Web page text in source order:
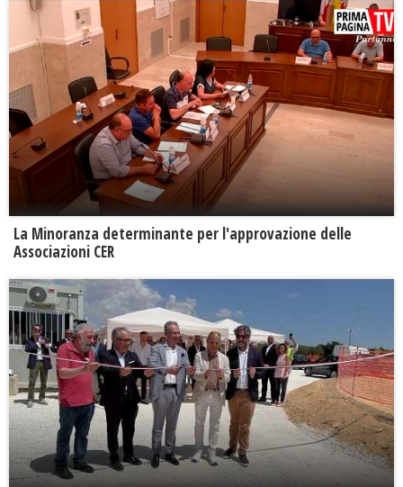
La Minoranza determinante per l'approvazione delle
Associazioni CER